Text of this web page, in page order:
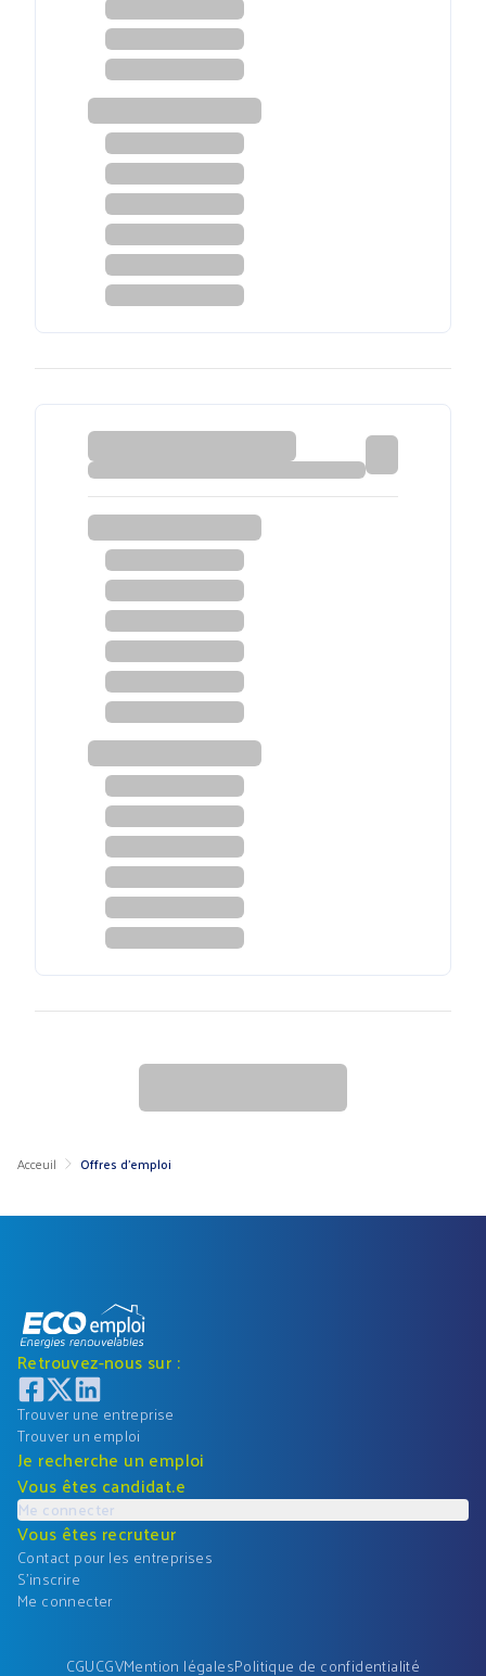
Acceuil Offres d'emploi
Retrouvez-nous sur :
Trouver une entreprise
Trouver un emploi
Je recherche un emploi
Vous êtes candidat.e
Me connecter
Vous êtes recruteur
Contact pour les entreprises
S'inscrire
Me connecter
CGUCGVMention légalesPolitique de confidentialité